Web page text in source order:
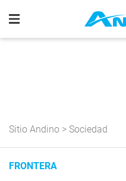
Sitio Andino > Sociedad
FRONTERA